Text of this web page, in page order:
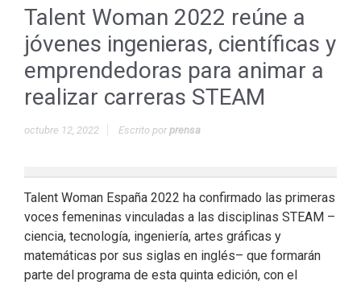
Talent Woman 2022 reúne a
jóvenes ingenieras, científicas y
emprendedoras para animar a
realizar carreras STEAM
octubre 12, 2022 Escrito porprensa
Talent Woman España 2022 ha confirmado las primeras
voces femeninas vinculadas a las disciplinas STEAM –
ciencia, tecnología, ingeniería, artes gráficas y
matemáticas por sus siglas en inglés– que formarán
parte del programa de esta quinta edición, con el